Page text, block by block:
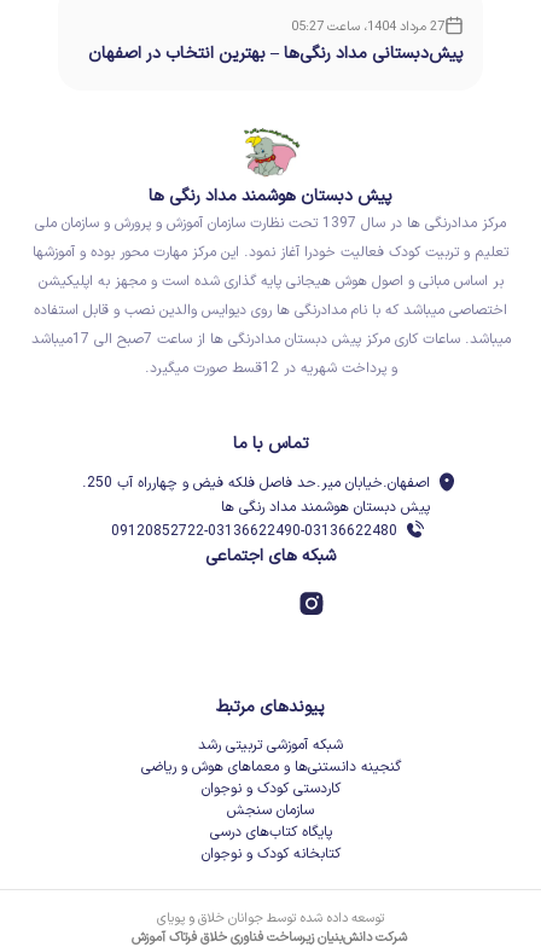
27 مرداد 1404، ساعت 05:27
پیش‌دبستانی مداد رنگی‌ها – بهترین انتخاب در اصفهان
پیش دبستان هوشمند مداد رنگی ها
مرکز مدادرنگی ها در سال 1397 تحت نظارت سازمان آموزش و پرورش و سازمان ملی
تعلیم و تربیت کودک فعالیت خودرا آغاز نمود. این مرکز مهارت محور بوده و آموزشها
بر اساس مبانی و اصول هوش هیجانی پایه گذاری شده است و مجهز به اپلیکیشن
اختصاصی میباشد که با نام مدادرنگی ها روی دیوایس والدین نصب و قابل استفاده
میباشد. ساعات کاری مرکز پیش دبستان مدادرنگی ها از ساعت 7صبح الی 17میباشد
و پرداخت شهریه در 12قسط صورت میگیرد.
تماس با ما
اصفهان.خیابان میر.حد فاصل فلکه فیض و چهارراه آب 250.
پیش دبستان هوشمند مداد رنگی ها
09120852722-03136622490-03136622480
شبکه های اجتماعی
پیوندهای مرتبط
شبکه آموزشی تربیتی رشد
گنجینه دانستنی‌ها و معماهای هوش و ریاضی
کاردستی کودک و نوجوان
سازمان سنجش
پایگاه کتاب‌های درسی
کتابخانه کودک و نوجوان
توسعه داده شده توسط جوانان خلاق و پویای
شرکت دانش‌بنیان زیرساخت فناوری خلاق فرتاک آموزش